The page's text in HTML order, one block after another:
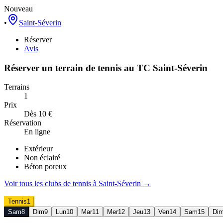
Nouveau
•
Saint-Séverin
Réserver
Avis
Réserver un terrain de tennis au TC Saint-Séverin
Terrains
1
Prix
Dès 10 €
Réservation
En ligne
Extérieur
Non éclairé
Béton poreux
Voir tous les clubs de tennis à Saint-Séverin →
Tennis1
Sam8 Dim9 Lun10 Mar11 Mer12 Jeu13 Ven14 Sam15 Dim